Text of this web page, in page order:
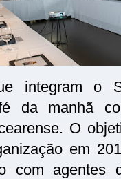
integram o
da manhã
O
em
com agentes